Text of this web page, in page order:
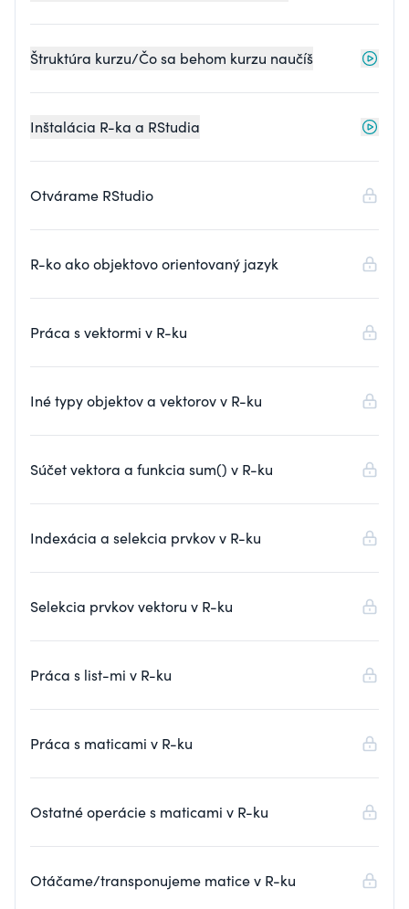
Štruktúra kurzu/Čo sa behom kurzu naučíš
Inštalácia R-ka a RStudia
Otvárame RStudio
R-ko ako objektovo orientovaný jazyk
Práca s vektormi v R-ku
Iné typy objektov a vektorov v R-ku
Súčet vektora a funkcia sum() v R-ku
Indexácia a selekcia prvkov v R-ku
Selekcia prvkov vektoru v R-ku
Práca s list-mi v R-ku
Práca s maticami v R-ku
Ostatné operácie s maticami v R-ku
Otáčame/transponujeme matice v R-ku